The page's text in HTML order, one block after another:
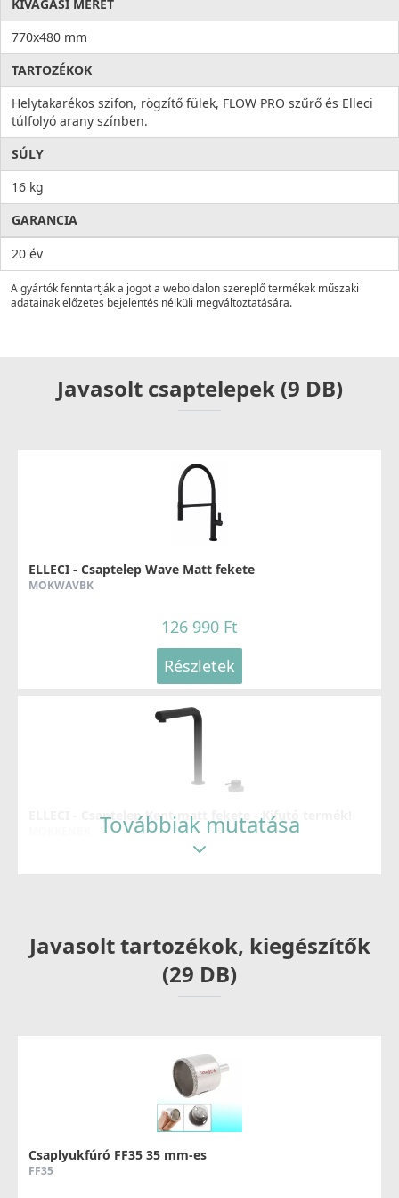
KIVÁGÁSI MÉRET
770x480 mm
TARTOZÉKOK
Helytakarékos szifon, rögzítő fülek, FLOW PRO szűrő és Elleci
túlfolyó arany színben.
SÚLY
16 kg
GARANCIA
20 év
A gyártók fenntartják a jogot a weboldalon szereplő termékek műszaki
adatainak előzetes bejelentés nélküli megváltoztatására.
Javasolt csaptelepek (9 DB)
ELLECI - Csaptelep Wave Matt fekete
MOKWAVBK
126 990 Ft
Részletek
ELLECI - Csaptelep Kent matt fekete - Kifutó termék!
ELLECI - Csaptelep Fold Matt fekete
279 990 Ft
Továbbiak mutatása
Javasolt tartozékok, kiegészítők
(29 DB)
Csaplyukfúró FF35 35 mm-es
FF35